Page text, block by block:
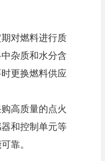
对燃料进行质
杂质和水分含
更换燃料供应
高质量的点火
和控制单元等
靠。